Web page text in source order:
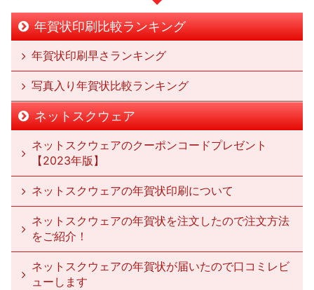
年賀状印刷比較ランキング
年賀状印刷早さランキング
写真入り年賀状比較ランキング
ネットスクウェア
ネットスクウェアのクーポンコードプレゼント
【2023年版】
ネットスクウェアの年賀状印刷について
ネットスクウェアの年賀状を注文したので注文方法
をご紹介！
ネットスクウェアの年賀状が届いたので口コミレビ
ューします